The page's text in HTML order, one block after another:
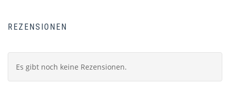
REZENSIONEN
Es gibt noch keine Rezensionen.